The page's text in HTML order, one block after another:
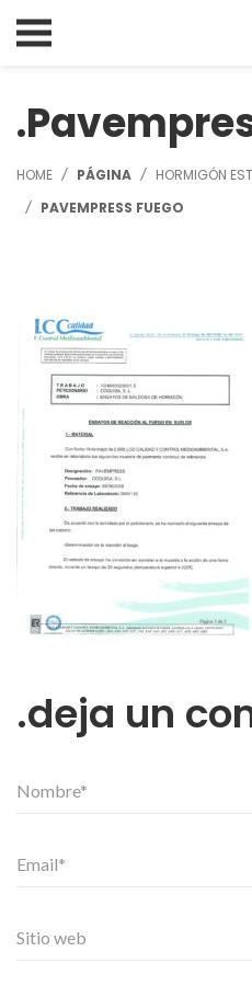
HOME PÁGINA
HORMIGÓN
PAVEMPRESS FUEGO
deja un